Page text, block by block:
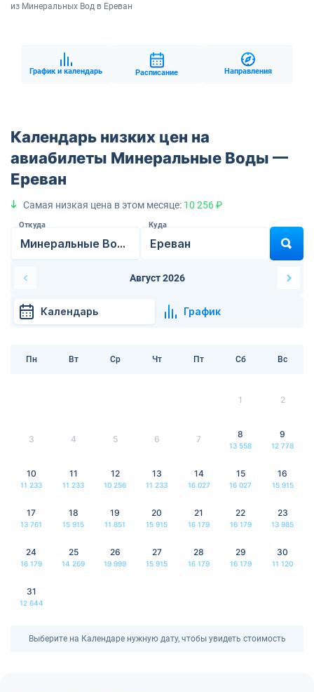
из Минеральных Вод в Ереван
График и календарь Расписание Направления
Календарь низких цен на
авиабилеты Минеральные Воды —
Ереван
Самая низкая цена в этом месяце: 10 256 ₽
Откуда Куда
Август 2026
Календарь График
Пн Вт Ср Чт Пт Сб Вс
1 2
3 4 5 6 7 8
13 558
9
12 778
10
11 233
11
11 233
12
10 256
13
11 233
14
16 027
15
16 027
16
15 915
17
13 761
18
15 915
19
11 851
20
15 915
21
16 179
22
16 179
23
13 985
24
16 179
25
14 269
26
19 999
27
15 915
28
16 179
29
16 179
30
11 120
31
12 644
Выберите на Календаре нужную дату, чтобы увидеть стоимость